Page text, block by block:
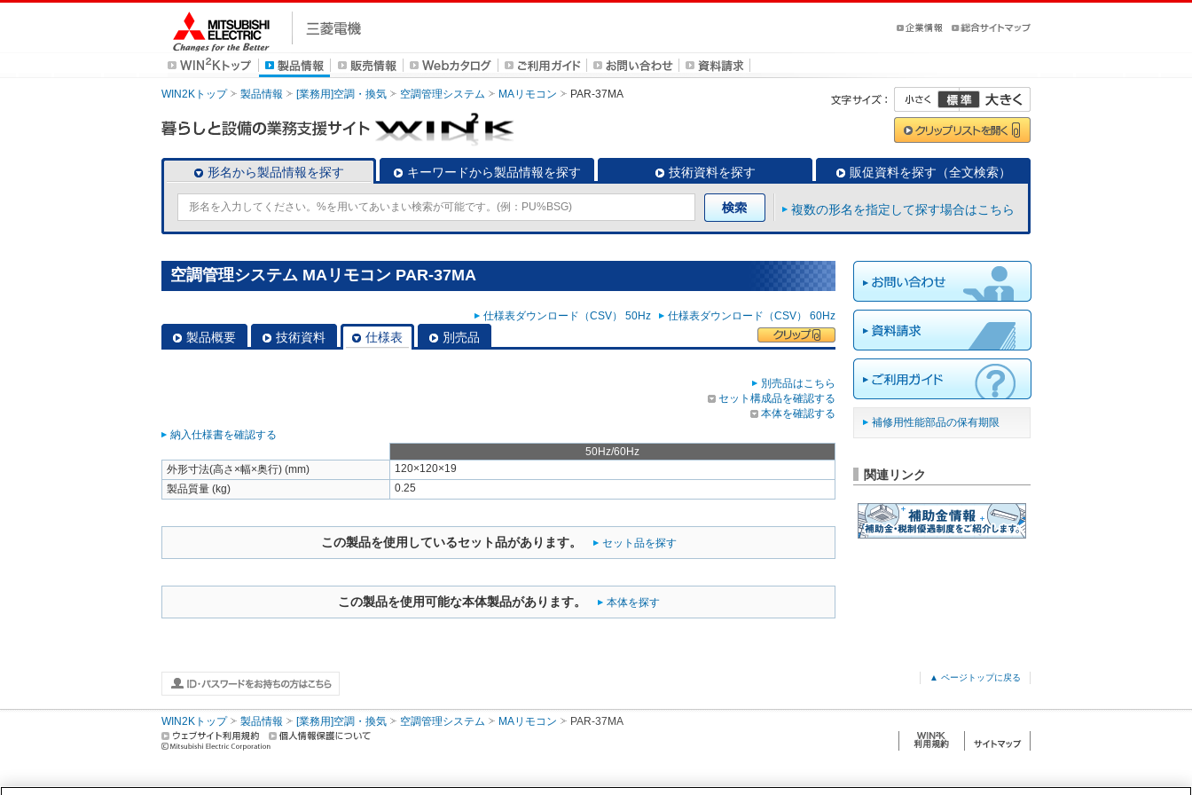
WIN2Kトップ 製品情報 [業務用]空調・換気 空調管理システム MAリモコン PAR-37MA
形名から製品情報を探す キーワードから製品情報を探す 技術資料を探す 販促資料を探す（全文検索）
複数の形名を指定して探す場合はこちら
空調管理システム MAリモコン PAR-37MA
仕様表ダウンロード（CSV） 50Hz 仕様表ダウンロード（CSV） 60Hz
製品概要 技術資料 仕様表 別売品
別売品はこちら
セット構成品を確認する
本体を確認する
納入仕様書を確認する
50Hz/60Hz
外形寸法(高さ×幅×奥行) (mm)
120×120×19
製品質量 (kg)
0.25
この製品を使用しているセット品があります。 セット品を探す
この製品を使用可能な本体製品があります。 本体を探す
補修用性能部品の保有期限
関連リンク
▲ ページトップに戻る
WIN2Kトップ 製品情報 [業務用]空調・換気 空調管理システム MAリモコン PAR-37MA